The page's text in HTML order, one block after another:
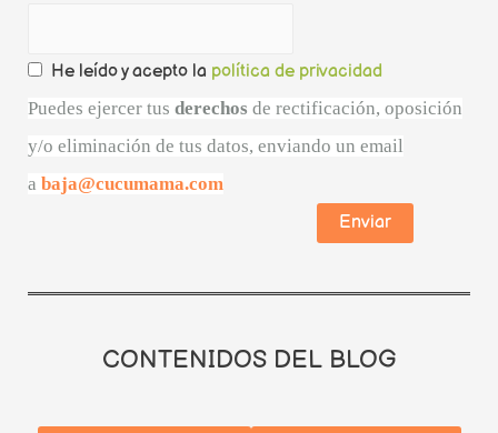
He leído y acepto la política de privacidad
Puedes ejercer tus derechos de rectificación, oposición
y/o eliminación de tus datos, enviando un email
a baja@cucumama.com
CONTENIDOS DEL BLOG